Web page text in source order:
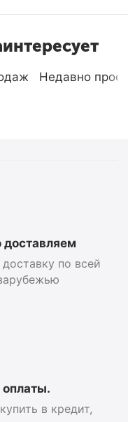
Недавно
доставляем
по всей
в кредит,